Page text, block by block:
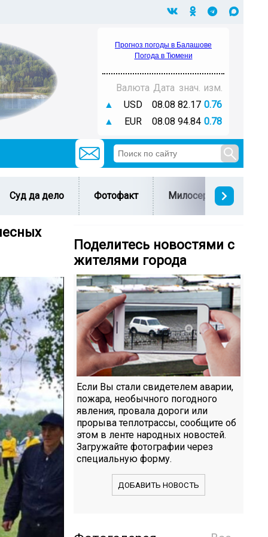
Прогноз погоды в Балашове
Погода в Тюмени
Валюта Дата знач. изм.
▲
USD 08.08 82.17 0.76
▲
EUR 08.08 94.84 0.78
Суд да дело Фотофакт Милосердие
Поделитесь новостями с
жителями города
Если Вы стали свидетелем аварии,
пожара, необычного погодного
явления, провала дороги или
прорыва теплотрассы, сообщите об
этом в ленте народных новостей.
Загружайте фотографии через
специальную форму.
ДОБАВИТЬ НОВОСТЬ